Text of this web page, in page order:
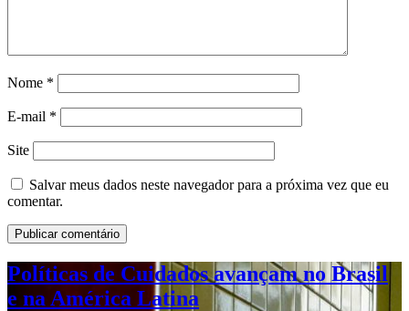
Nome *
E-mail *
Site
Salvar meus dados neste navegador para a próxima vez que eu
comentar.
Políticas de Cuidados avançam no Brasil
e na América Latina